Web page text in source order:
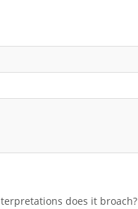
does it broach?